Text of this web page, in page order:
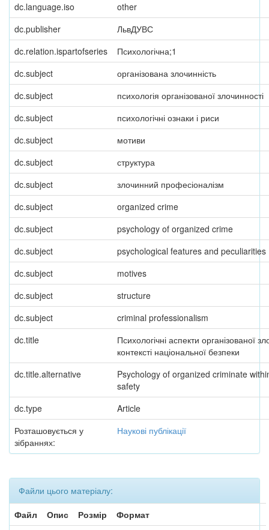
dc.language.iso
other
dc.publisher
ЛьвДУВС
dc.relation.ispartofseries
Психологічна;1
dc.subject
організована злочинність
dc.subject
психологія організованої злочинності
dc.subject
психологічні ознаки і риси
dc.subject
мотиви
dc.subject
структура
dc.subject
злочинний професіоналізм
dc.subject
organized crime
dc.subject
psychology of organized crime
dc.subject
psychological features and peculiarities
dc.subject
motives
dc.subject
structure
dc.subject
criminal professionalism
dc.title
Психологічні аспекти організованої
контексті національної безпеки
dc.title.alternative
Psychology of organized criminate
safety
dc.type
Article
Розташовується у
зібраннях:
Наукові публікації
Файли цього матеріалу:
Файл
Опис Розмір
Формат